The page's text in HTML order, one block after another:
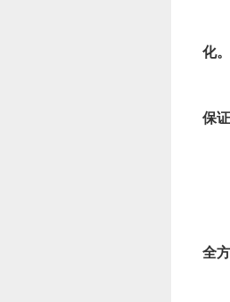
化。
研
保
全